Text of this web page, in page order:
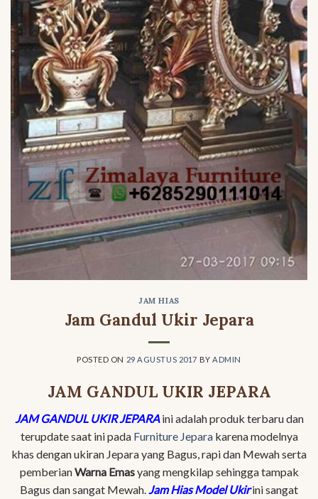
JAM HIAS
Jam Gandul Ukir Jepara
POSTED ON 29 AGUSTUS 2017 BY ADMIN
JAM GANDUL UKIR JEPARA
JAM GANDUL UKIR JEPARAini adalah produk terbaru dan
terupdate saat ini pada Furniture Jeparakarena modelnya
khas dengan ukiran Jepara yang Bagus, rapi dan Mewah serta
pemberianWarna Emasyang mengkilap sehingga tampak
Bagus dan sangat Mewah. Jam Hias Model Ukirini sangat